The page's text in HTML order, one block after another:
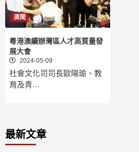
澳聞
粵港澳續辦灣區人才高質量發
展大會
2024-05-09
社會文化司司長歐陽瑜、教
育及青…
最新文章